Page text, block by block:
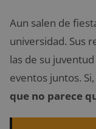
Aun salen de
universidad. Sus
las de su
eventos juntos.
que no parece